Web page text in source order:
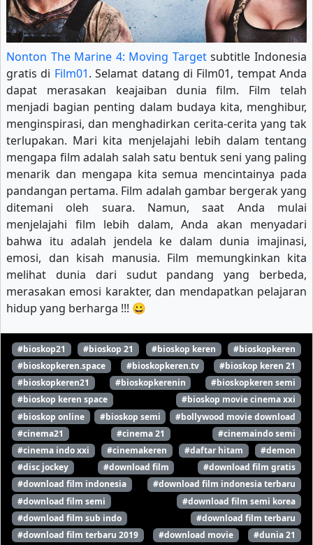
Nonton The Marine 4: Moving Targetsubtitle Indonesia
gratis di Film01. Selamat datang di Film01, tempat Anda
dapat merasakan keajaiban dunia film. Film telah
menjadi bagian penting dalam budaya kita, menghibur,
menginspirasi, dan menghadirkan cerita-cerita yang tak
terlupakan. Mari kita menjelajahi lebih dalam tentang
mengapa film adalah salah satu bentuk seni yang paling
menarik dan mengapa kita semua mencintainya pada
pandangan pertama. Film adalah gambar bergerak yang
ditemani oleh suara. Namun, saat Anda mulai
menjelajahi film lebih dalam, Anda akan menyadari
bahwa itu adalah jendela ke dalam dunia imajinasi,
emosi, dan kisah manusia. Film memungkinkan kita
melihat dunia dari sudut pandang yang berbeda,
merasakan emosi karakter, dan mendapatkan pelajaran
hidup yang berharga !!! 😀
#bioskop21 #bioskop 21 #bioskop keren
#bioskopkeren
#bioskopkeren.space
#bioskopkeren.tv
#bioskop keren 21
#bioskopkeren21
#bioskopkerenin
#bioskopkeren semi
#bioskop keren space
#bioskop movie cinema xxi
#bioskop online
#bioskop semi
#bollywood movie download
#cinema21
#cinema 21
#cinemaindo semi
#cinema indo xxi
#cinemakeren #daftar hitam
#demon
#disc jockey
#download film
#download film gratis
#download film indonesia
#download film indonesia terbaru
#download film semi
#download film semi korea
#download film sub indo
#download film terbaru
#download film terbaru 2019
#download movie
#dunia 21